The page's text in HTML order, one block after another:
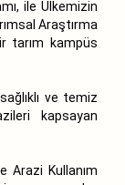
ile Ülkemizin
Araştırma
tarım kampüs
ve temiz
kapsayan
Arazi Kullanım